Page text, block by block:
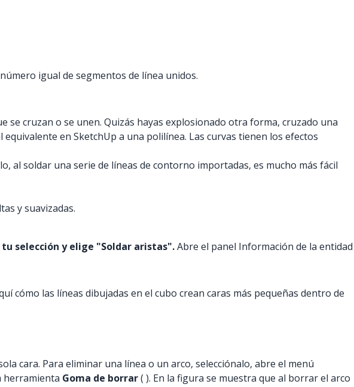
igual de segmentos de línea unidos.
cruzan o se unen. Quizás hayas explosionado otra forma, cruzado una
en SketchUp a una polilínea. Las curvas tienen los efectos
al soldar una serie de líneas de contorno importadas, es mucho más fácil
y suavizadas.
tu selección y elige "Soldar aristas".Abre el panel Información de la entidad
cómo las líneas dibujadas en el cubo crean caras más pequeñas dentro de
cara. Para eliminar una línea o un arco, selecciónalo, abre el menú
herramienta Goma de borrar( ). En la figura se muestra que al borrar el arco